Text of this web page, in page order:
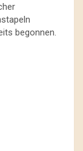
begonnen.